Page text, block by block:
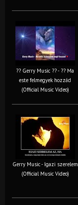
?? Gerry Music ?? - ?? Ma
este felmegyek hozzád
(Official Music Video)
Gerry Music - Igazi szerelem
(Official Music Video)